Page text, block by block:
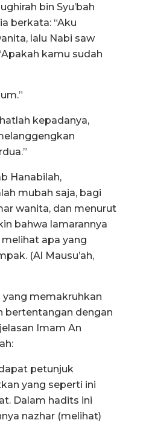
bin Syu’bah
berkata: “Aku
lalu Nabi saw
kamu sudah
kepadanya,
Hanabilah,
mubah saja, bagi
wanita, dan menurut
bahwa lamarannya
apa yang
(Al Mausu’ah,
yang memakruhkan
bertentangan dengan
Imam An
petunjuk
yang seperti ini
Dalam hadits ini
nazhar (melihat)